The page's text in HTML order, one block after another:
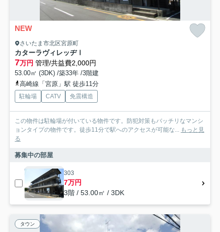
NEW
さいたま市北区宮原町
カターラヴィレッヂⅠ
7万円 管理/共益費2,000円
53.00㎡ (3DK) /築33年 /3階建
高崎線「宮原」駅 徒歩11分
駐輪場 CATV 免震構造
この物件は駐輪場が付いている物件です。防犯対策もバッチリなマンシ
ョンタイプの物件です。徒歩11分で駅へのアクセスが可能な... もっと見
る
募集中の部屋
303
7万円
3階 / 53.00㎡ / 3DK
タウン